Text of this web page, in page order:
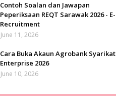
Contoh Soalan dan Jawapan
Peperiksaan REQT Sarawak 2026 - E-
Recruitment
June 11, 2026
Cara Buka Akaun Agrobank Syarikat
Enterprise 2026
June 10, 2026